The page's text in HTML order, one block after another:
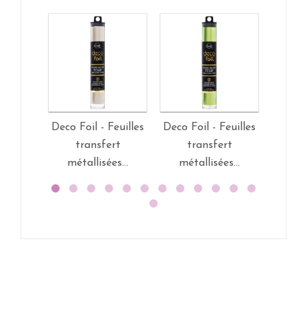
Deco Foil - Feuilles
transfert
métallisées...
Deco Foil - Feuilles
transfert
métallisées...